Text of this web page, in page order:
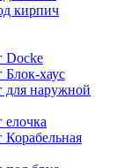
кирпич
Docke
хаус
наружной